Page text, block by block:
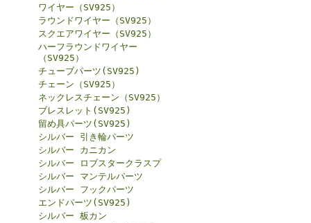
ワイヤー（SV925）
ラウンドワイヤー（SV925）
スクエアワイヤー（SV925）
ハーフラウンドワイヤー
（SV925）
チューブパーツ(SV925)
チェーン（SV925）
ネックレスチェーン（SV925）
ブレスレット(SV925)
留め具パーツ(SV925)
シルバー 引き輪パーツ
シルバー カニカン
シルバー ロブスタークラスプ
シルバー マンテルパーツ
シルバー フックパーツ
エンドパーツ(SV925)
シルバー 板カン